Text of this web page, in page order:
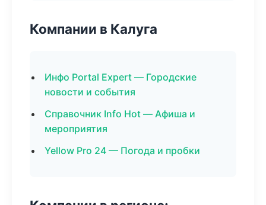
Компании в Калуга
Инфо Portal Expert — Городские
новости и события
Справочник Info Hot — Афиша и
мероприятия
Yellow Pro 24 — Погода и пробки